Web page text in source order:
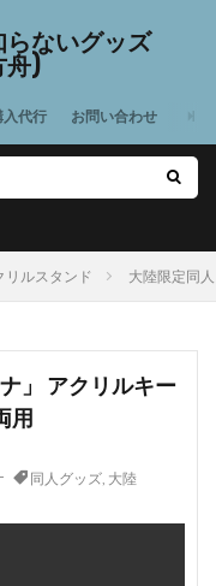
ないグッズ
舟)
入代行 お問い合わせ
リルスタンド 大陸限定同
」 アクリルキー
用
同人グッズ, 大陸